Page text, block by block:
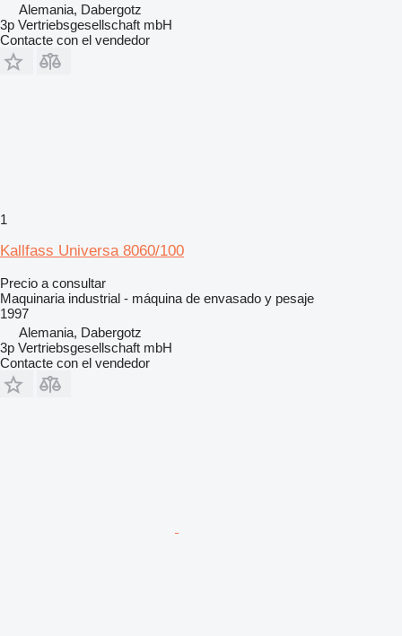
Alemania, Dabergotz
3p Vertriebsgesellschaft mbH
Contacte con el vendedor
1
Kallfass Universa 8060/100
Precio a consultar
Maquinaria industrial - máquina de envasado y pesaje
1997
Alemania, Dabergotz
3p Vertriebsgesellschaft mbH
Contacte con el vendedor